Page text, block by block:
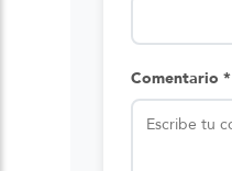
Comentario *